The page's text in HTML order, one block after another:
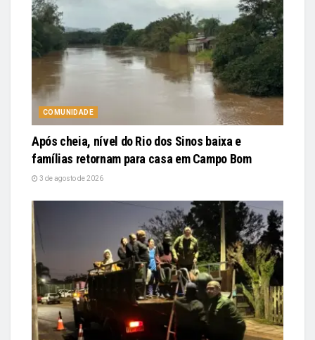
COMUNIDADE
Após cheia, nível do Rio dos Sinos baixa e
famílias retornam para casa em Campo Bom
3 de agosto de 2026